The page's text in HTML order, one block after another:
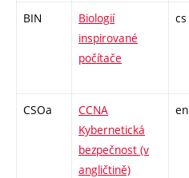
BIN
Biologií
inspirované
počítače
cs
CSOa
CCNA
Kybernetická
bezpečnost (v
angličtině)
en